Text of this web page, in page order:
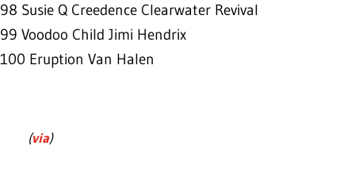
98 Susie Q Creedence Clearwater Revival
99 Voodoo Child Jimi Hendrix
100 Eruption Van Halen
(via)